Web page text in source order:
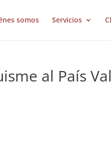
somos Servicios
al País